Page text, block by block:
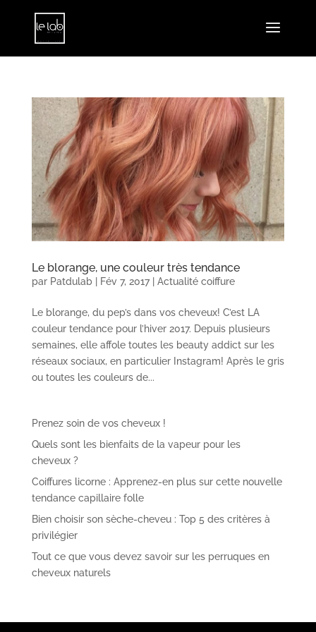
Le blorange, une couleur très tendance
par Patdulab| Fév 7, 2017| Actualité coiffure
Le blorange, du pep’s dans vos cheveux! C’est LA
couleur tendance pour l’hiver 2017. Depuis plusieurs
semaines, elle affole toutes les beauty addict sur les
réseaux sociaux, en particulier Instagram! Après le gris
ou toutes les couleurs de...
Prenez soin de vos cheveux !
Quels sont les bienfaits de la vapeur pour les
cheveux ?
Coiffures licorne : Apprenez-en plus sur cette nouvelle
tendance capillaire folle
Bien choisir son sèche-cheveu : Top 5 des critères à
privilégier
Tout ce que vous devez savoir sur les perruques en
cheveux naturels